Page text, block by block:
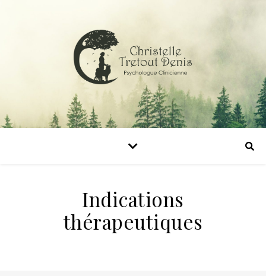
Indications
thérapeutiques